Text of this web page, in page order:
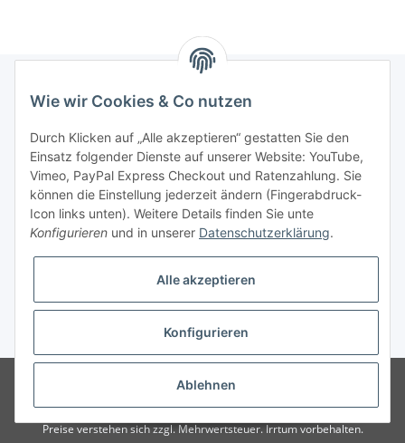
Gesetzliche Informationen
Vertrag widerrufen
* Alle Preise zzgl. gesetzlicher USt., zzgl.Versand
Unser Webshop richtet sich an gewerbliche
öffentliche Institutionen. Kein Verkauf an Verbraucher i.S.d. § 13 BGB alle
Preise verstehen sich zzgl. Mehrwertsteuer. Irrtum vorbehalten.
Wie wir Cookies & Co nutzen
Durch Klicken auf „Alle akzeptieren“ gestatten Sie den
Einsatz folgender Dienste auf unserer Website: YouTube,
Vimeo, PayPal Express Checkout und Ratenzahlung. Sie
können die Einstellung jederzeit ändern (Fingerabdruck-
Icon links unten). Weitere Details finden Sie unte
Konfigurieren und in unserer Datenschutzerklärung.
Alle akzeptieren
Konfigurieren
Ablehnen